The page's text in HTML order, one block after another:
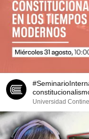
Universidad